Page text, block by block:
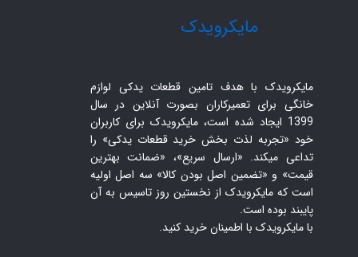
مایکرویدک با هدف تامین قطعات یدکی لوازم
خانگی برای تعمیرکاران بصورت آنلاین در سال
1399 ایجاد شده است، مایکرویدک برای کاربران
خود «تجربه لذت بخش خرید قطعات یدکی» را
تداعی میکند. «ارسال سریع»، «ضمانت بهترین
قیمت» و «تضمین اصل بودن کالا» سه اصل اولیه
است که مایکرویدک از نخستین روز تاسیس به آن
پایبند بوده است.
با مایکرویدک با اطمینان خرید کنید.​​​​​​​
​مایکرویدک